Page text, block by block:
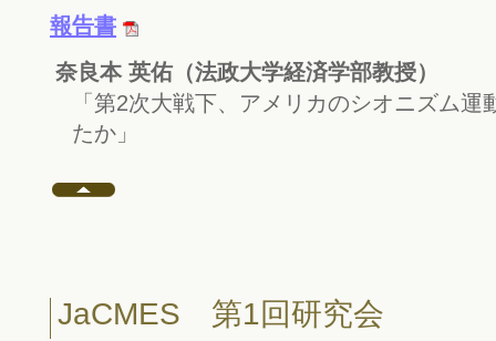
報告書
奈良本 英佑（法政大学経済学部教授）
「第2次大戦下、アメリカのシオニズム
たか」
JaCMES 第1回研究会